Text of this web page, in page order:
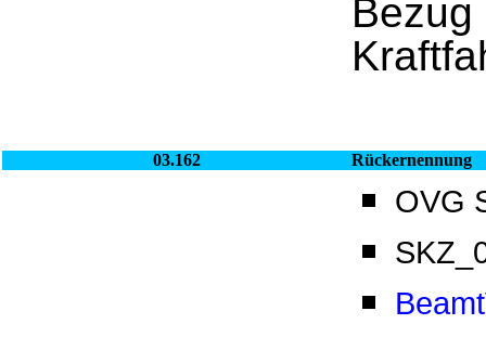
03.162 Rückernennung
OVG